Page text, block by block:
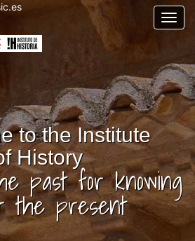
to the Institute
History
past for knowing
the present